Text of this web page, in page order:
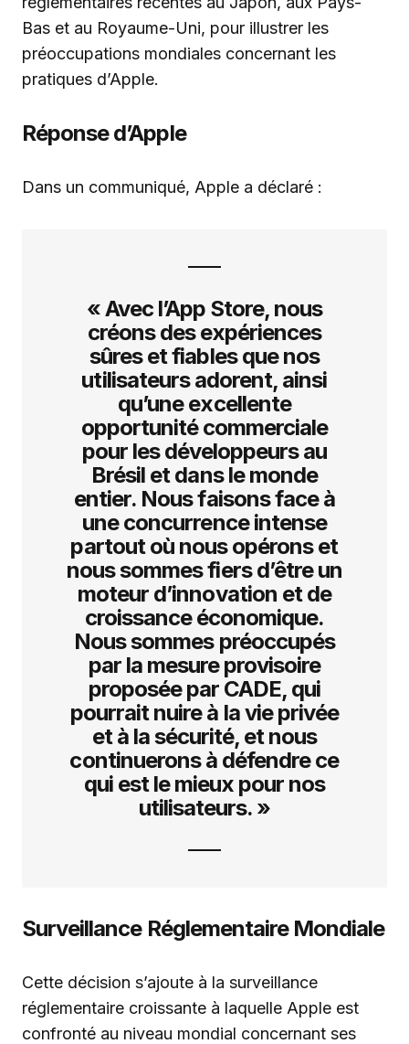
Bas et au Royaume-Uni, pour illustrer les
préoccupations mondiales concernant les
pratiques d’Apple.
Réponse d’Apple
Dans un communiqué, Apple a déclaré :
« Avec l’App Store, nous
créons des expériences
sûres et fiables que nos
utilisateurs adorent, ainsi
qu’une excellente
opportunité commerciale
pour les développeurs au
Brésil et dans le monde
entier. Nous faisons face à
une concurrence intense
partout où nous opérons et
nous sommes fiers d’être un
moteur d’innovation et de
croissance économique.
Nous sommes préoccupés
par la mesure provisoire
proposée par CADE, qui
pourrait nuire à la vie privée
et à la sécurité, et nous
continuerons à défendre ce
qui est le mieux pour nos
utilisateurs. »
Surveillance Réglementaire Mondiale
Cette décision s’ajoute à la surveillance
réglementaire croissante à laquelle Apple est
confronté au niveau mondial concernant ses